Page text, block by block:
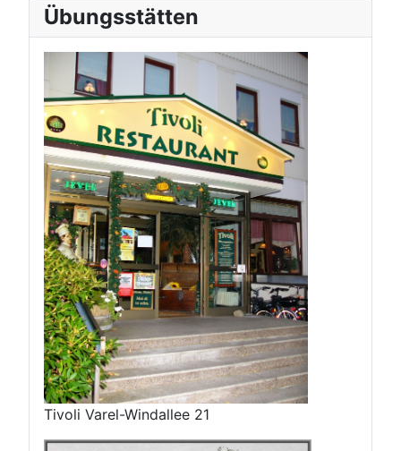
Übungsstätten
Tivoli Varel-Windallee 21